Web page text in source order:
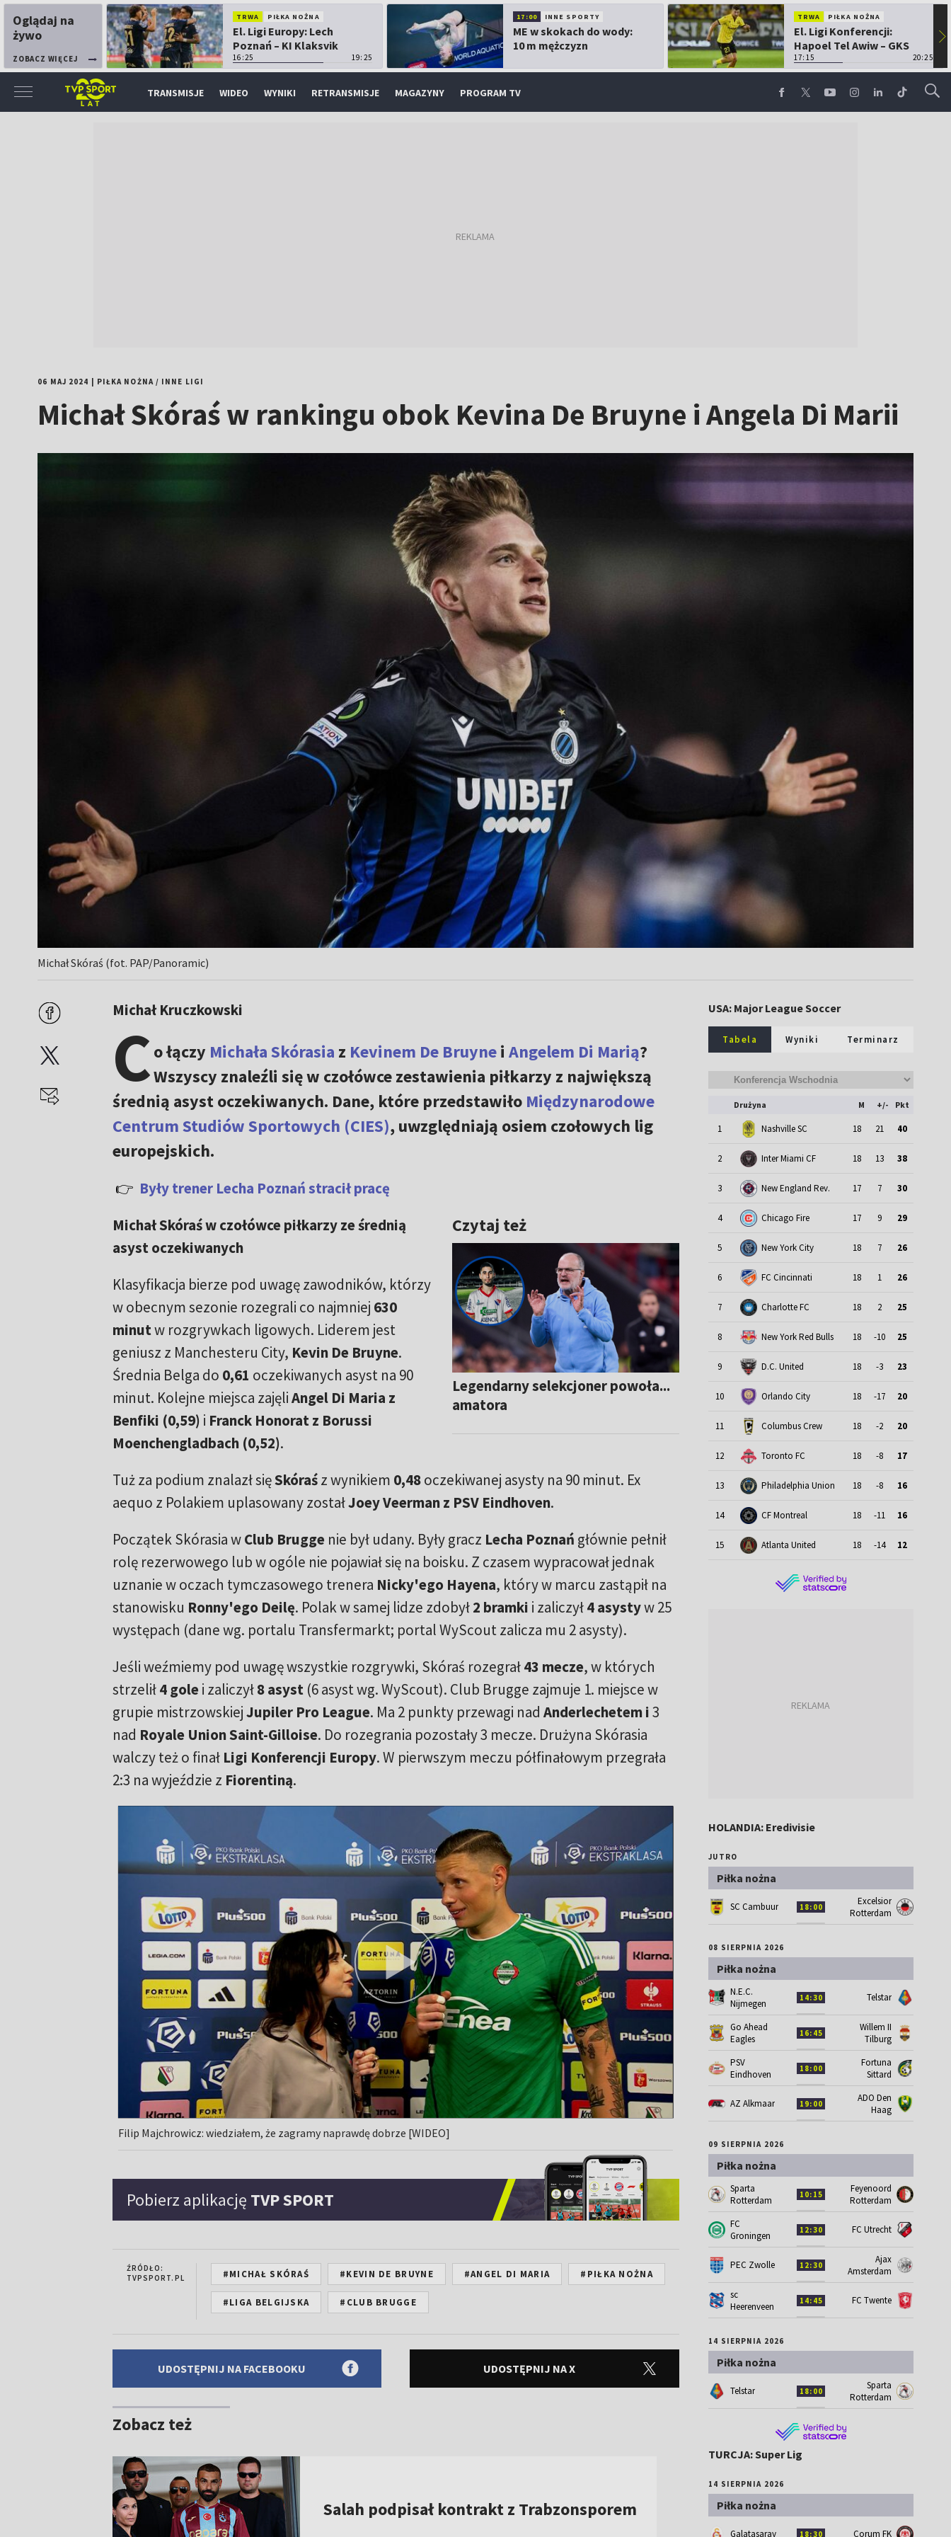
Oglądaj na
żywo
ZOBACZ WIĘCEJ
TRWA PIŁKA NOŻNA
El. Ligi Europy: Lech
Poznań – KI Klaksvik
16:25 19:25
17:00 INNE SPORTY
ME w skokach do wody:
10 m mężczyzn
TRWA PIŁKA NOŻNA
El. Ligi Konferencji:
Hapoel Tel Awiw – GKS
Katowice
17:15 20:25
▶
TRANSMISJE WIDEO WYNIKI RETRANSMISJE MAGAZYNY PROGRAM TV
06 MAJ 2024 PIŁKA NOŻNA/ INNE LIGI
Michał Skóraś w rankingu obok Kevina De Bruyne i Angela Di Marii
Michał Skóraś (fot. PAP/Panoramic)
Michał Kruczkowski
Co łączy Michała Skórasia z Kevinem De Bruynei Angelem Di Marią?
Wszyscy znaleźli się w czołówce zestawienia piłkarzy z największą
średnią asyst oczekiwanych. Dane, które przedstawiło Międzynarodowe
Centrum Studiów Sportowych (CIES), uwzględniają osiem czołowych lig
europejskich.
👉 Były trener Lecha Poznań stracił pracę
Czytaj też
Legendarny selekcjoner powoła...
amatora
Michał Skóraś w czołówce piłkarzy ze średnią
asyst oczekiwanych
Klasyfikacja bierze pod uwagę zawodników, którzy
w obecnym sezonie rozegrali co najmniej 630
minutw rozgrywkach ligowych. Liderem jest
geniusz z Manchesteru City, Kevin De Bruyne.
Średnia Belga do 0,61 oczekiwanych asyst na 90
minut. Kolejne miejsca zajęliAngel Di Maria z
Benfiki (0,59) i Franck Honorat z Borussi
Moenchengladbach (0,52).
Tuż za podium znalazł sięSkóraśz wynikiem 0,48oczekiwanej asysty na 90 minut. Ex
aequo z Polakiem uplasowany zostałJoey Veerman z PSV Eindhoven.
Początek Skórasia wClub Brugge nie był udany. Były gracz Lecha Poznań głównie pełnił
rolę rezerwowego lub w ogóle nie pojawiał się na boisku. Z czasem wypracował jednak
uznanie w oczach tymczasowego trenera Nicky'ego Hayena, który w marcu zastąpił na
stanowisku Ronny'ego Deilę. Polak w samej lidze zdobył2 bramki i zaliczył4 asystyw 25
występach (dane wg. portalu Transfermarkt; portal WyScout zalicza mu 2 asysty).
Jeśli weźmiemy pod uwagę wszystkie rozgrywki, Skóraś rozegrał43 mecze, w których
strzelił4 golei zaliczył8 asyst (6 asyst wg. WyScout). Club Brugge zajmuje 1. miejsce w
grupie mistrzowskiejJupiler Pro League. Ma 2 punkty przewagi nad Anderlechetem i3
nad Royale Union Saint-Gilloise. Do rozegrania pozostały 3 mecze. Drużyna Skórasia
walczy też o finał Ligi Konferencji Europy. W pierwszym meczu półfinałowym przegrała
2:3 na wyjeździe z Fiorentiną.
Filip Majchrowicz: wiedziałem, że zagramy naprawdę dobrze [WIDEO]
Pobierz aplikację TVP SPORT
ŹRÓDŁO:
TVPSPORT.PL
#MICHAŁ SKÓRAŚ #KEVIN DE BRUYNE #ANGEL DI MARIA #PIŁKA NOŻNA
#LIGA BELGIJSKA #CLUB BRUGGE
UDOSTĘPNIJ NA FACEBOOKU UDOSTĘPNIJ NA X
Zobacz też
Salah podpisał kontrakt z Trabzonsporem
USA: Major League Soccer
Tabela Wyniki Terminarz
Drużyna M +/- Pkt
1 Nashville SC 18 21 40
2 Inter Miami CF 18 13 38
3 New England Rev. 17 7 30
4 Chicago Fire 17 9 29
5 New York City 18 7 26
6 FC Cincinnati 18 1 26
7 Charlotte FC 18 2 25
8 New York Red Bulls 18 -10 25
9 D.C. United 18 -3 23
10 Orlando City 18 -17 20
11 Columbus Crew 18 -2 20
12 Toronto FC 18 -8 17
13 Philadelphia Union 18 -8 16
14 CF Montreal 18 -11 16
15 Atlanta United 18 -14 12
HOLANDIA: Eredivisie
JUTRO
Piłka nożna
SC Cambuur 18:00
Excelsior
Rotterdam
08 SIERPNIA 2026
Piłka nożna
N.E.C.
Nijmegen
14:30 Telstar
Go Ahead
Eagles
16:45
Willem II
Tilburg
PSV
Eindhoven
18:00
Fortuna
Sittard
AZ Alkmaar 19:00
ADO Den
Haag
09 SIERPNIA 2026
Piłka nożna
Sparta
Rotterdam
10:15
Feyenoord
Rotterdam
FC
Groningen
12:30 FC Utrecht
PEC Zwolle 12:30
Ajax
Amsterdam
sc
Heerenveen
14:45 FC Twente
14 SIERPNIA 2026
Piłka nożna
Telstar 18:00
Sparta
Rotterdam
TURCJA: Super Lig
14 SIERPNIA 2026
Piłka nożna
Galatasaray 18:30 Corum FK